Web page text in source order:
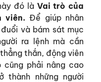
đó là Vai trò của
viên.Để giúp nhân
và bám sát mục
ra lệnh mà cần
thắn, động viên
cũng phải nâng cao
thành những người